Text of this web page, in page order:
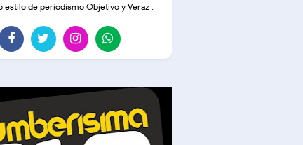
estilo de periodismo Objetivo y Veraz .